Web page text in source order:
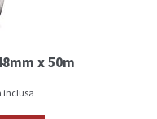
x 50m
inclusa